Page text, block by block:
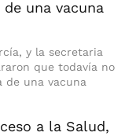
y la secretaria
que todavía no
de una vacuna
a la Salud,